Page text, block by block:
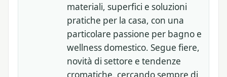
materiali, superfici e soluzioni
pratiche per la casa, con una
particolare passione per bagno e
wellness domestico. Segue fiere,
novità di settore e tendenze